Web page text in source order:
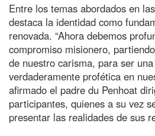
Entre los temas abordados en
destaca la identidad como
renovada. “Ahora debemos
compromiso misionero,
de nuestro carisma, para ser
verdaderamente profética en
afirmado el padre du Penhoat
participantes, quienes a su vez
presentar las realidades de sus